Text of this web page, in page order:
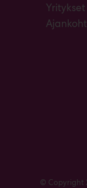
© Copyright